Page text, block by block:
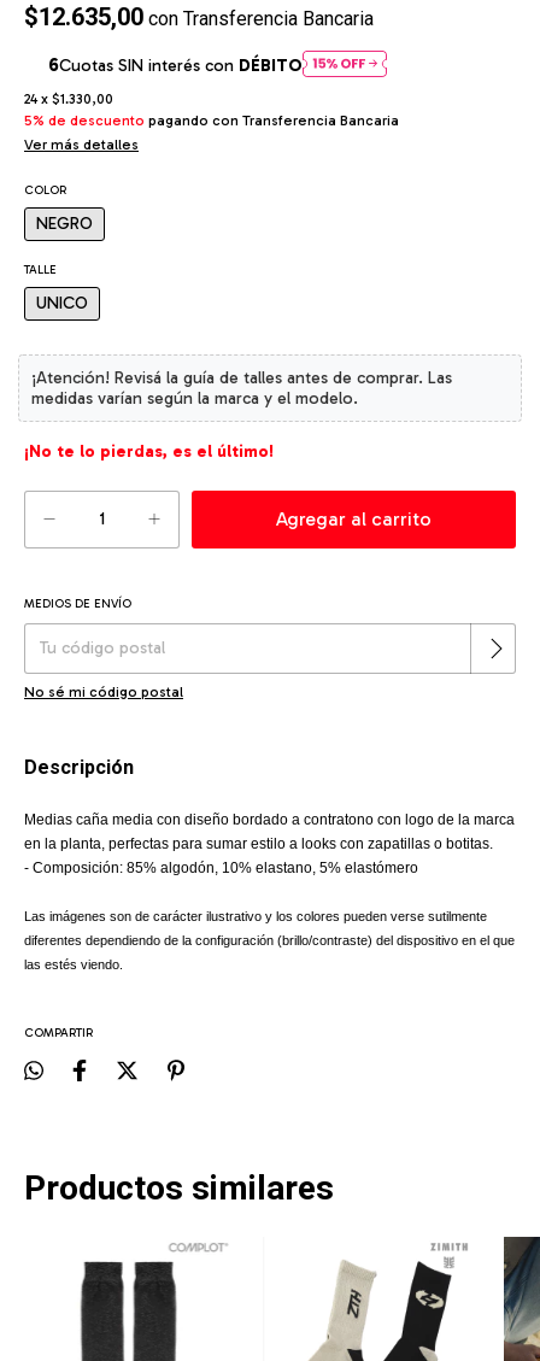
$12.635,00 con Transferencia Bancaria
Cuotas SIN interés con DÉBITO
24 x $1.330,00
5% de descuento pagando con Transferencia Bancaria
Ver más detalles
COLOR
NEGRO
TALLE
UNICO
¡No te lo pierdas, es el último!
Entregas para el CP:
MEDIOS DE ENVÍO
No sé mi código postal
Descripción
Medias caña media con diseño bordado a contratono con logo de la marca
en la planta, perfectas para sumar estilo a looks con zapatillas o botitas.
- Composición: 85% algodón, 10% elastano, 5% elastómero
Las imágenes son de carácter ilustrativo y los colores pueden verse sutilmente
diferentes dependiendo de la configuración (brillo/contraste) del dispositivo en el que
las estés viendo.
COMPARTIR
Productos similares